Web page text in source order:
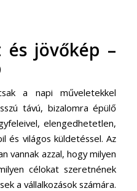
és jövőkép –
a napi műveletekkel
távú, bizalomra épülő
elengedhetetlen,
és világos küldetéssel. Az
vannak azzal, hogy milyen
célokat szeretnének
a vállalkozások számára.